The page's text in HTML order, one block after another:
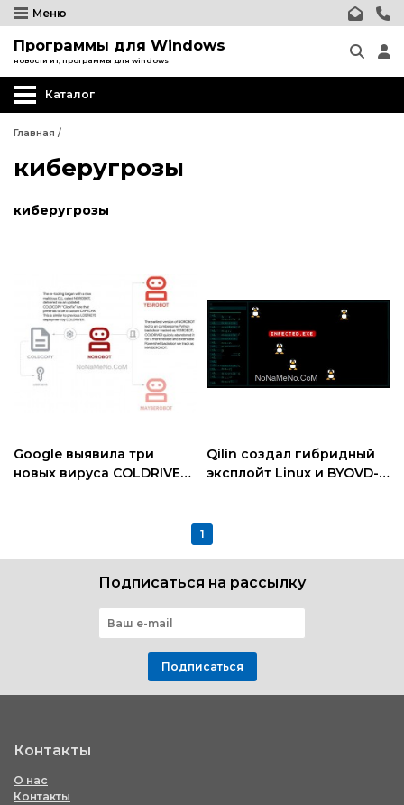
Меню
Программы для Windows
новости ит, программы для windows
Каталог
Главная /
киберугрозы
киберугрозы
Google выявила три
новых вируса COLDRIVER
Qilin создал гибридный
эксплойт Linux и BYOVD-
1
Подписаться на рассылку
Подписаться
Контакты
О нас
Контакты